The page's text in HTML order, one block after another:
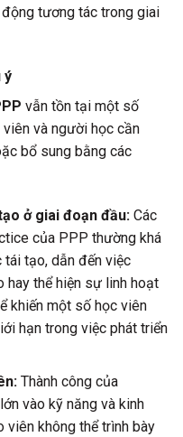
tương tác trong giai
ý
vẫn tồn tại một số
và người học cần
bổ sung bằng các
ở giai đoạn đầu:Các
của PPP thường khá
tạo, dẫn đến việc
thể hiện sự linh hoạt
khiến một số học viên
hạn trong việc phát triển
Thành công của
vào kỹ năng và kinh
viên không thể trình bày